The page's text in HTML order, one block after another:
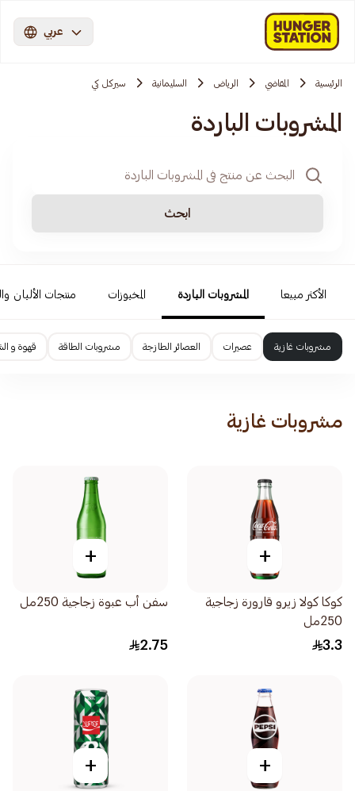
عربي
الرئيسية المقاضي الرياض السليمانية سيركل كي
المشروبات الباردة
ابحث
الأكثر مبيعا المشروبات الباردة المخبوزات منتجات الألبان
مشروبات غازية عصيرات العصائر الطازجة مشروبات الطاقة قهوة و
مشروبات غازية
+
كوكا كولا زيرو قارورة زجاجية
250مل
3.3
+
سفن أب عبوة زجاجية 250مل
2.75
+
+